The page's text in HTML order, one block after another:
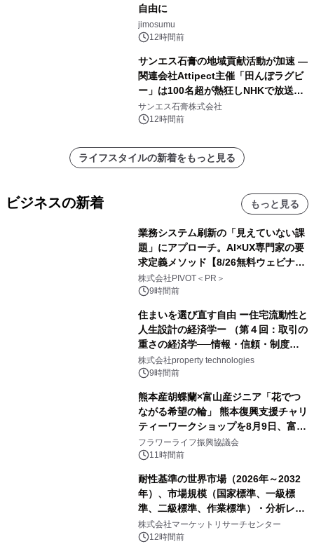
自由に
jimosumu
12時間前
サンエス石膏の地域貢献活動が加速 ―
関連会社Attipect主催「田んぼラグビ
ー」は100名超が熱狂しNHKで放送さ
れました。
サンエス石膏株式会社
12時間前
ライフスタイルの新着をもっと見る
ビジネスの新着 もっと見る
業務システム刷新の「見えていない課
題」にアプローチ。AI×UX専門家の要
求定義メソッド【8/26無料ウェビナ
ー】株式会社PIVOT
株式会社PIVOT＜PR＞
9時間前
住まいを選び直す自由 ー住宅流動性と
人生設計の経済学ー （第４回：取引の
重さの経済学──情報・信頼・制度を
PropTechはどう組み替えるか）｜
PropTech-Lab
株式会社property technologies
9時間前
熊本産胡蝶蘭×富山産ジニア「花でつ
ながる希望の輪」 熊本復興支援チャリ
ティーワークショップを8月9日、富
山・射水で開催
フラワーライフ振興協議会
11時間前
耐性基準の世界市場（2026年～2032
年）、市場規模（国家標準、一級標
準、二級標準、作業標準）・分析レポ
ートを発表
株式会社マーケットリサーチセンター
12時間前